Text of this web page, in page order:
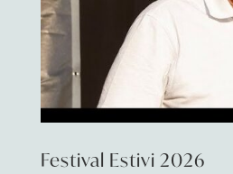
Festival Estivi 2026